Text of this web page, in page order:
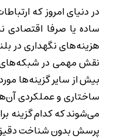
در دنیای امروز که
ساده یا صرفا اقتصادی
بیش از سایر گزینه‌ها
ساختاری و عملکردی
می‌شوند که کدام گزینه
پرسش بدون شناخت دقیق